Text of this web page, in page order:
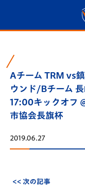
Aチーム TRM vs
ウンド/Bチーム
17:00キックオフ
市協会長旗杯
2019.06.27
<< 次の記事